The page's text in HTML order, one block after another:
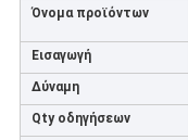
Όνομα προϊόντων
Εισαγωγή
Δύναμη
Qty οδηγήσεων